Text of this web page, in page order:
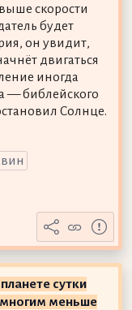
скорости
будет
он увидит,
двигаться
иногда
— библейского
Солнце.
сутки
меньше